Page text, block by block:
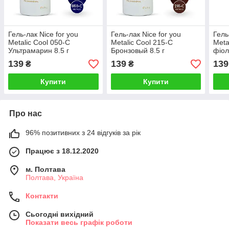
Гель-лак Nice for you
Metalic Cool 050-С
Ультрамарин 8.5 г
139 ₴
Купити
Гель-лак Nice for you
Metalic Cool 215-С
Бронзовый 8.5 г
139₴
Купити
139
Про нас
96% позитивних з 24 відгуків за рік
Працює з 18.12.2020
м. Полтава
Полтава, Україна
Контакти
Сьогодні вихідний
Показати весь графік роботи